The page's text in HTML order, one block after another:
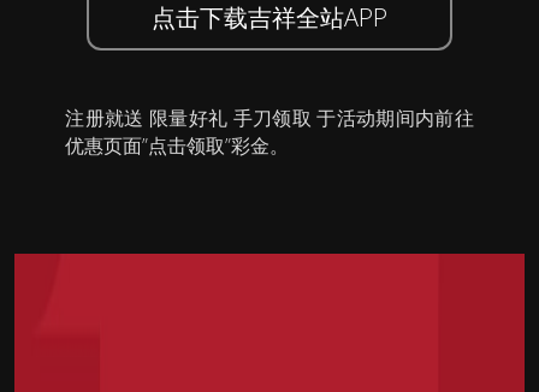
点击下载吉祥全站APP
注册就送 限量好礼 手刀领取 于活动期间内前往
优惠页面”点击领取”彩金。